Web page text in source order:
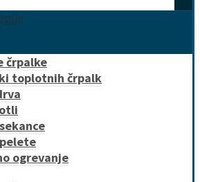
črpalke
toplotnih črpalk
ogrevanje